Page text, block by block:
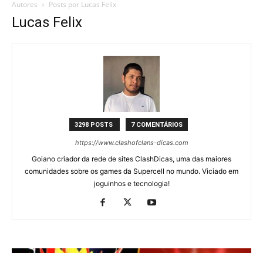
Autores Posts por Lucas Felix
Lucas Felix
3298 POSTS 7 COMENTÁRIOS
https://www.clashofclans-dicas.com
Goiano criador da rede de sites ClashDicas, uma das maiores
comunidades sobre os games da Supercell no mundo. Viciado em
joguinhos e tecnologia!